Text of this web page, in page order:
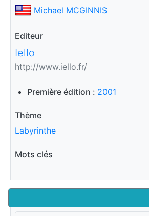
Michael MCGINNIS
Editeur
Iello
http://www.iello.fr/
Première édition : 2001
Thème
Labyrinthe
Mots clés